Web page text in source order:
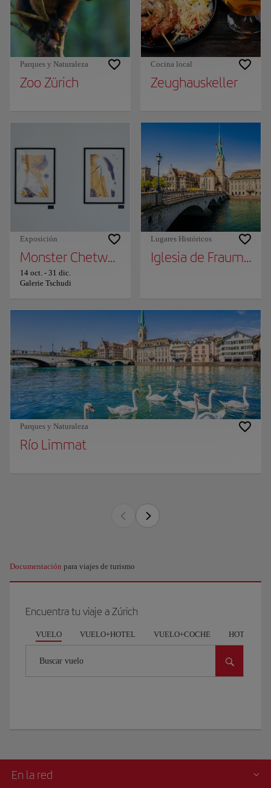
Parques y Naturaleza
Zoo Zürich
Cocina local
Zeughauskeller
Exposición
Monster Chetwynd "Zardoz"
14 oct. - 31 dic.
Galerie Tschudi
Lugares Históricos
Iglesia de
Parques y Naturaleza
Río Limmat
Documentación para viajes de turismo
Encuentra tu viaje a Zúrich
VUELO VUELO+HOTEL VUELO+COCHE HOTEL
Buscar vuelo
En la red